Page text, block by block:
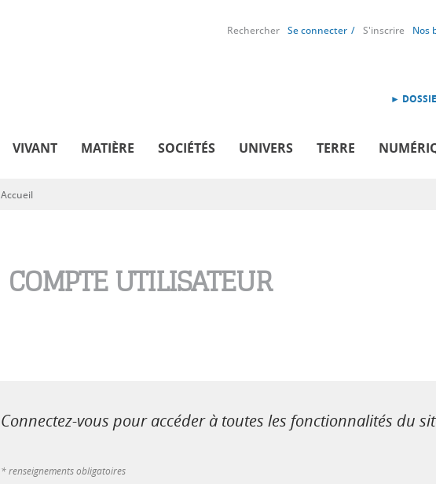
Rechercher Se connecter S'inscrire Nos
►
VIVANT MATIÈRE SOCIÉTÉS UNIVERS TERRE
Vous êtes ici
Accueil
COMPTE UTILISATEUR
Connectez-vous pour accéder à toutes les fonctionnalités du
* renseignements obligatoires